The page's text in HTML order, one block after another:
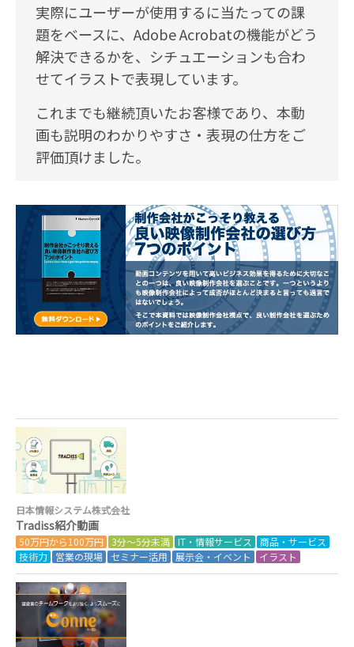
実際にユーザーが使用するに当たっての課
題をベースに、Adobe Acrobatの機能がどう
解決できるかを、シチュエーションも合わ
せてイラストで表現しています。
これまでも継続頂いたお客様であり、本動
画も説明のわかりやすさ・表現の仕方をご
評価頂けました。
日本情報システム株式会社
Tradiss紹介動画
50万円から100万円 3分～5分未満 IT・情報サービス
商品・サービス
技術力
営業の現場 セミナー活用 展示会・イベント イラスト